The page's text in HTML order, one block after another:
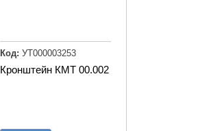
Кронштейн КМТ 00.002
Код: УТ000003253